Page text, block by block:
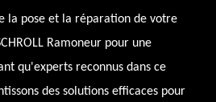
la pose et la réparation de votre
Ramoneur pour une
qu'experts reconnus dans ce
des solutions efficaces pour